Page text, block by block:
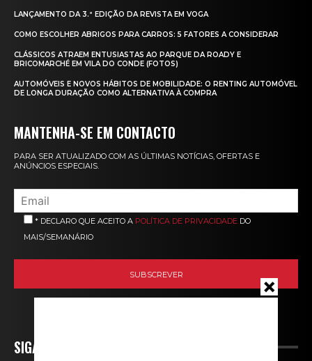
LANÇAMENTO DA 3.ª EDIÇÃO DA REVISTA EM VOGA
COMO ESCOLHER ABRIGOS PARA CARROS: 5 FATORES A CONSIDERAR
CLÁSSICOS ATRAEM ENTUSIASTAS AO PARQUE DA ROADY E
BRICOMARCHÉ EM VILA DO CONDE (FOTOS)
AUTOMÓVEIS E NOVOS HÁBITOS DE MOBILIDADE: O RENTING AUTOMÓVEL
DE LONGA DURAÇÃO COMO ALTERNATIVA À COMPRA
MANTENHA-SE EM CONTACTO
PARA SER ATUALIZADO COM AS ÚLTIMAS NOTÍCIAS, OFERTAS E
ANÚNCIOS ESPECIAIS.
* DECLARO QUE ACEITO A POLÍTICA DE PRIVACIDADE DO
MAIS/SEMANÁRIO
SIGA-NOS